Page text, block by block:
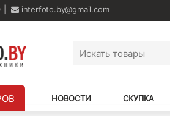
interfoto.by@gmail.com
НОВОСТИ СКУПКА